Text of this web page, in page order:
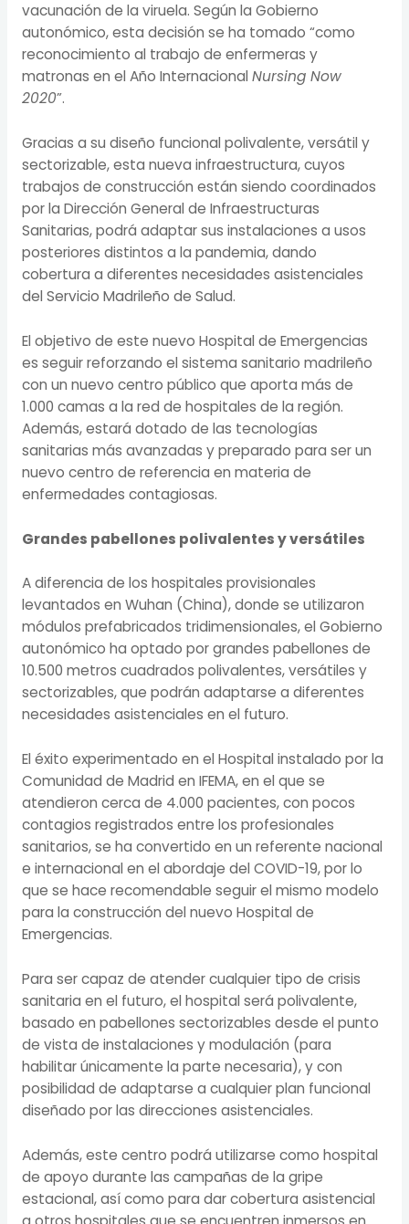
vacunación de la viruela. Según la Gobierno
autonómico, esta decisión se ha tomado “como
reconocimiento al trabajo de enfermeras y
matronas en el Año Internacional Nursing Now
2020”.
Gracias a su diseño funcional polivalente, versátil y
sectorizable, esta nueva infraestructura, cuyos
trabajos de construcción están siendo coordinados
por la Dirección General de Infraestructuras
Sanitarias, podrá adaptar sus instalaciones a usos
posteriores distintos a la pandemia, dando
cobertura a diferentes necesidades asistenciales
del Servicio Madrileño de Salud.
El objetivo de este nuevo Hospital de Emergencias
es seguir reforzando el sistema sanitario madrileño
con un nuevo centro público que aporta más de
1.000 camas a la red de hospitales de la región.
Además, estará dotado de las tecnologías
sanitarias más avanzadas y preparado para ser un
nuevo centro de referencia en materia de
enfermedades contagiosas.
Grandes pabellones polivalentes y versátiles
A diferencia de los hospitales provisionales
levantados en Wuhan (China), donde se utilizaron
módulos prefabricados tridimensionales, el Gobierno
autonómico ha optado por grandes pabellones de
10.500 metros cuadrados polivalentes, versátiles y
sectorizables, que podrán adaptarse a diferentes
necesidades asistenciales en el futuro.
El éxito experimentado en el Hospital instalado por la
Comunidad de Madrid en IFEMA, en el que se
atendieron cerca de 4.000 pacientes, con pocos
contagios registrados entre los profesionales
sanitarios, se ha convertido en un referente nacional
e internacional en el abordaje del COVID-19, por lo
que se hace recomendable seguir el mismo modelo
para la construcción del nuevo Hospital de
Emergencias.
Para ser capaz de atender cualquier tipo de crisis
sanitaria en el futuro, el hospital será polivalente,
basado en pabellones sectorizables desde el punto
de vista de instalaciones y modulación (para
habilitar únicamente la parte necesaria), y con
posibilidad de adaptarse a cualquier plan funcional
diseñado por las direcciones asistenciales.
Además, este centro podrá utilizarse como hospital
de apoyo durante las campañas de la gripe
estacional, así como para dar cobertura asistencial